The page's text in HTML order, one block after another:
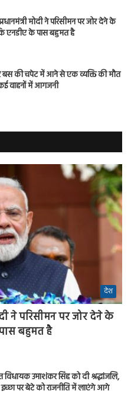
मोदी ने परिसीमन पर जोर देने के
एनडीए के पास बहुमत है
बस की चपेट में आने से एक व्यक्ति की मौत
वाहनों में आगजनी
देश
ने परिसीमन पर जोर देने के
बहुमत है
विधायक उमाशंकर सिंह को दी श्रद्धांजलि,
पर बेटे को राजनीति में लाएंगे आगे